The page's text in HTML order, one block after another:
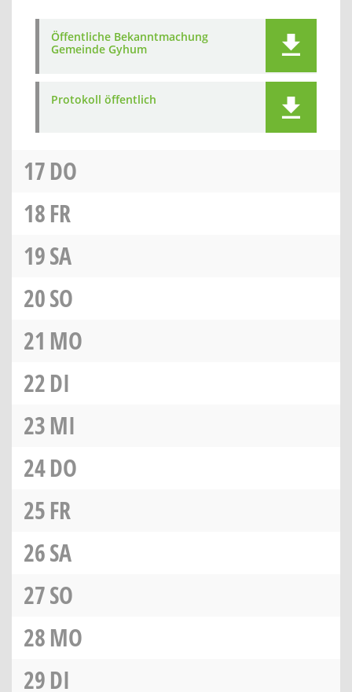
Öffentliche Bekanntmachung
Gemeinde Gyhum
Protokoll öffentlich
17DO
18FR
19SA
20SO
21 MO
22DI
23MI
24DO
25FR
26SA
27SO
28MO
29DI